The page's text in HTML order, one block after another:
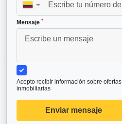
▼
Mensaje *
Acepto recibir información sobre ofertas
inmobiliarias
Enviar mensaje